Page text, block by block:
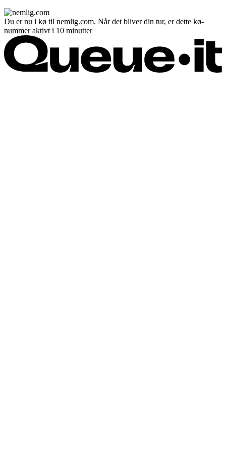
Du er nu i kø til nemlig.com. Når det bliver din tur, er dette kø-
nummer aktivt i 10 minutter